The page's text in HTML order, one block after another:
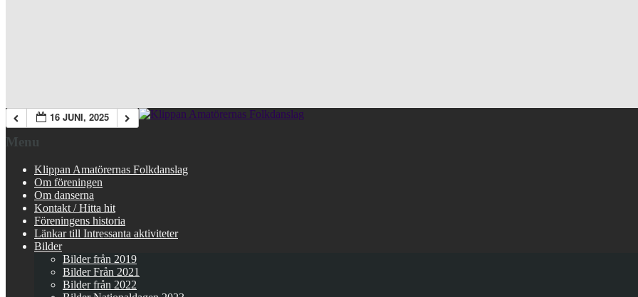
16 JUNI, 2025
Menu
Klippan Amatörernas Folkdanslag
Om föreningen
Om danserna
Kontakt / Hitta hit
Föreningens historia
Länkar till Intressanta aktiviteter
Bilder
Bilder från 2019
Bilder Från 2021
Bilder från 2022